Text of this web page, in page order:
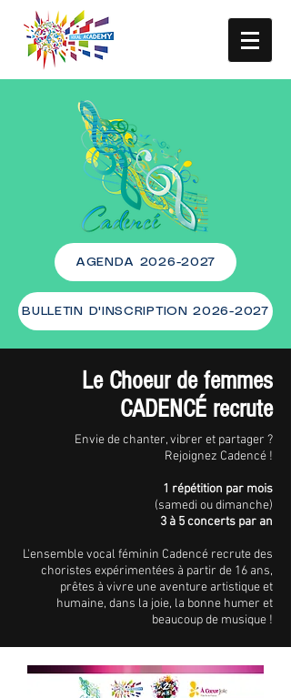
AGENDA 2026-2027
BULLETIN D'INSCRIPTION 2026-2027
Le Choeur de femmes
CADENCÉ recrute
Envie de chanter, vibrer et partager ?
Rejoignez Cadencé !
1 répétition par mois
(samedi ou dimanche)
3 à 5 concerts par an
L'ensemble vocal féminin Cadencé recrute des
choristes expérimentées à partir de 16 ans,
prêtes à vivre une aventure artistique et
humaine, dans la joie, la bonne humer et
beaucoup de musique !